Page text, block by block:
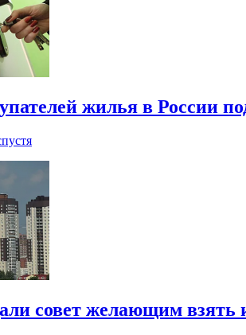
жилья в России
совет желающим взять